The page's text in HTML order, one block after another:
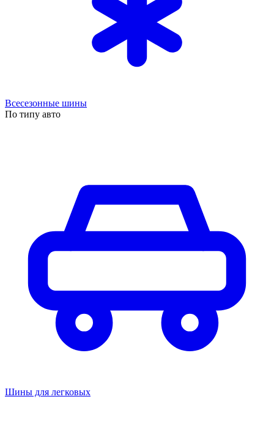
Всесезонные шины
По типу авто
Шины для легковых